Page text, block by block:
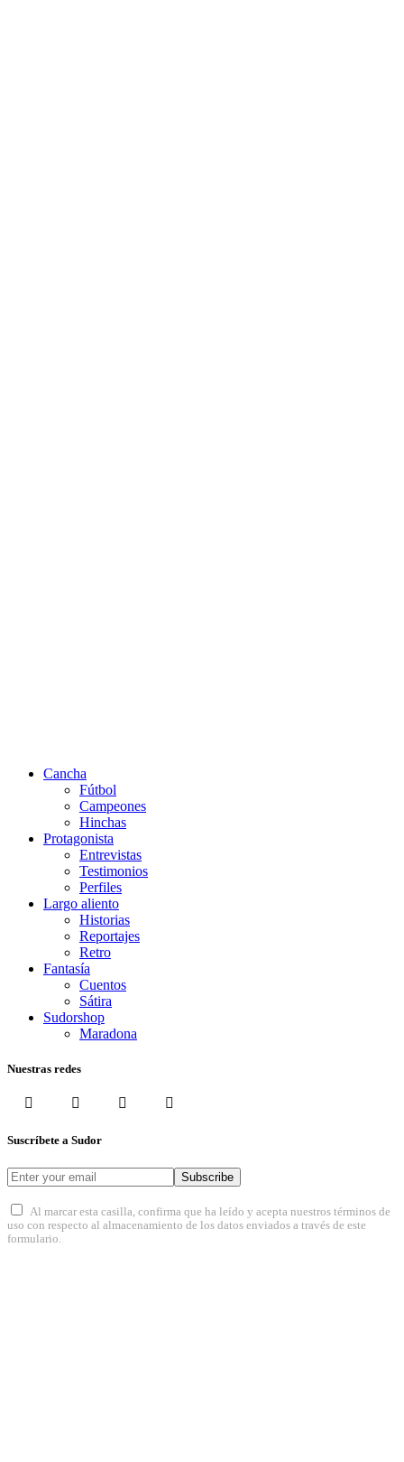
Cancha
Fútbol
Campeones
Hinchas
Protagonista
Entrevistas
Testimonios
Perfiles
Largo aliento
Historias
Reportajes
Retro
Fantasía
Cuentos
Sátira
Sudorshop
Maradona
Nuestras redes
Suscríbete a Sudor
Subscribe
Al marcar esta casilla, confirma que ha leído y acepta nuestros términos de
uso con respecto al almacenamiento de los datos enviados a través de este
formulario.